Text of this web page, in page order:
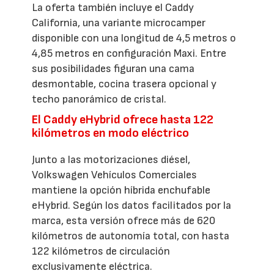
La oferta también incluye el Caddy
California, una variante microcamper
disponible con una longitud de 4,5 metros o
4,85 metros en configuración Maxi. Entre
sus posibilidades figuran una cama
desmontable, cocina trasera opcional y
techo panorámico de cristal.
El Caddy eHybrid ofrece hasta 122
kilómetros en modo eléctrico
Junto a las motorizaciones diésel,
Volkswagen Vehículos Comerciales
mantiene la opción híbrida enchufable
eHybrid. Según los datos facilitados por la
marca, esta versión ofrece más de 620
kilómetros de autonomía total, con hasta
122 kilómetros de circulación
exclusivamente eléctrica.